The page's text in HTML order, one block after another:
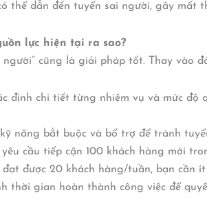
thể dẫn đến tuyển sai người, gây mất
lực hiện tại ra sao?
cũng là giải pháp tốt. Thay vào
định chi tiết từng nhiệm vụ và mức độ
năng bắt buộc và bổ trợ để tránh
cầu tiếp cận 100 khách hàng mới
đạt được 20 khách hàng/tuần, bạn cần
thời gian hoàn thành công việc để